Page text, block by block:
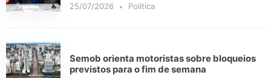
25/07/2026 Política
Semob orienta motoristas sobre bloqueios
previstos para o fim de semana